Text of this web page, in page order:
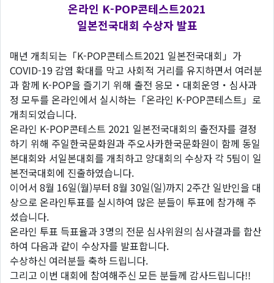
온라인 K-POP콘테스트2021
일본전국대회 수상자 발표
매년 개최되는「K-POP콘테스트2021 일본전국대회」가
COVID-19 감염 확대를 막고 사회적 거리를 유지하면서 여러분
과 함께 K-POP을 즐기기 위해 출전 응모・대회운영・심사과
정 모두를 온라인에서 실시하는「온라인 K-POP콘테스트」로
개최되었습니다.
온라인 K-POP콘테스트 2021 일본전국대회의 출전자를 결정
하기 위해 주일한국문화원과 주오사카한국문화원이 함께 동일
본대회와 서일본대회를 개최하고 양대회의 수상자 각 5팀이 일
본전국대회에 진출하였습니다.
이어서 8월 16일(월)부터 8월 30일(일)까지 2주간 일반인을 대
상으로 온라인투표를 실시하여 많은 분들이 투표에 참가해 주
셨습니다.
온라인 투표 득표율과 3명의 전문 심사위원의 심사결과를 합산
하여 다음과 같이 수상자를 발표합니다.
수상하신 여러분들 축하 드립니다.
그리고 이번 대회에 참여해주신 모든 분들께 감사드립니다!!